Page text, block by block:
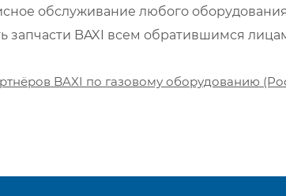
обслуживание любого
запчасти BAXI всем обратившимся
BAXI по газовому оборудованию